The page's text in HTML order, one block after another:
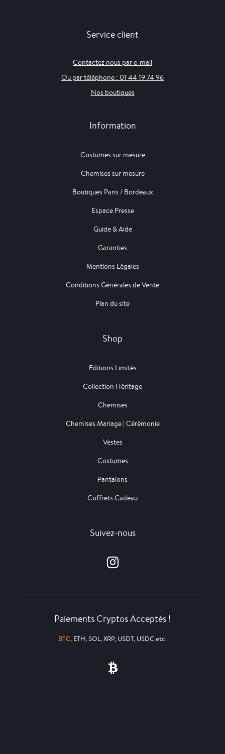
Service client
Contactez nous par e-mail
Ou par téléphone : 01 44 19 74 96
Nos boutiques
Information
Costumes sur mesure
Chemises sur mesure
Boutiques Paris / Bordeaux
Espace Presse
Guide & Aide
Garanties
Mentions Légales
Conditions Générales de Vente
Plan du site
Shop
Editions Limités
Collection Héritage
Chemises
Chemises Mariage | Cérémonie
Vestes
Costumes
Pantalons
Coffrets Cadeau
Suivez-nous
Paiements Cryptos Acceptés !
BTC, ETH, SOL, XRP, USDT, USDC etc.